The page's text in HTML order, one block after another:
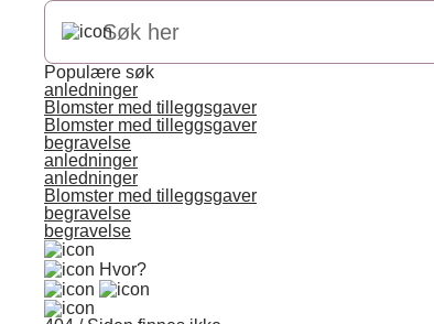
Populære søk
anledninger
Blomster med tilleggsgaver
Blomster med tilleggsgaver
begravelse
anledninger
anledninger
Blomster med tilleggsgaver
begravelse
begravelse
Hvor?